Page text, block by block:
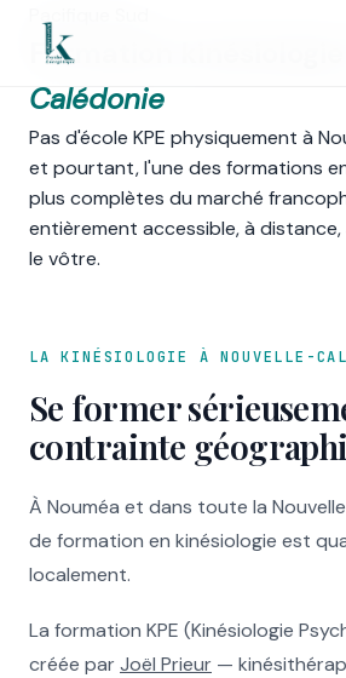
Formation kinésiologie
Calédonie
Pas d'école KPE physiquement à
et pourtant, l'une des formations
plus complètes du marché
entièrement accessible, à
le vôtre.
LA KINÉSIOLOGIE À NOUVELLE-
Se former
contrainte
À Nouméa et dans toute la
de formation en kinésiologie est
localement.
La formation KPE (Kinésiologie
créée par Joël Prieur —